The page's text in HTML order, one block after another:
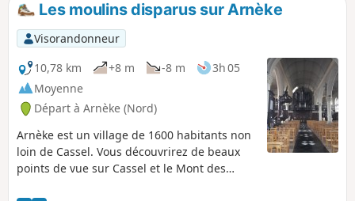
Les moulins disparus sur Arnèke
Visorandonneur
10,78 km
+8 m -8 m
3h 05
Moyenne
Départ à Arnèke (Nord)
Arnèke est un village de 1600 habitants non
loin de Cassel. Vous découvrirez de beaux
points de vue sur Cassel et le Mont des